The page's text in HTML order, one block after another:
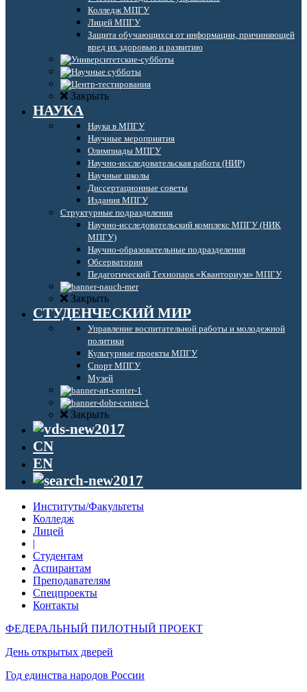
Колледж МПГУ
Лицей МПГУ
Защита обучающихся от информации, причиняющей
вред их здоровью и развитию
Закрыть
НАУКА
Наука в МПГУ
Научные мероприятия
Олимпиады МПГУ
Научно-исследовательская работа (НИР)
Научные школы
Диссертационные советы
Издания МПГУ
Структурные подразделения
Научно-исследовательский комплекс МПГУ (НИК
МПГУ)
Научно-образовательные подразделения
Обсерватория
Педагогический Технопарк «Кванториум» МПГУ
Закрыть
СТУДЕНЧЕСКИЙ МИР
Управление воспитательной работы и молодежной
политики
Культурные проекты МПГУ
Спорт МПГУ
Музей
Закрыть
CN
EN
Институты/Факультеты
Колледж
Лицей
|
Студентам
Аспирантам
Преподавателям
Спецпроекты
Контакты
ФЕДЕРАЛЬНЫЙ ПИЛОТНЫЙ ПРОЕКТ
День открытых дверей
Год единства народов России